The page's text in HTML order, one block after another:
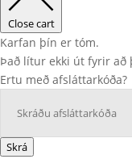
Close cart
Karfan þín er tóm.
Það lítur ekki út fyrir að
Ertu með afsláttarkóða?
Skrá